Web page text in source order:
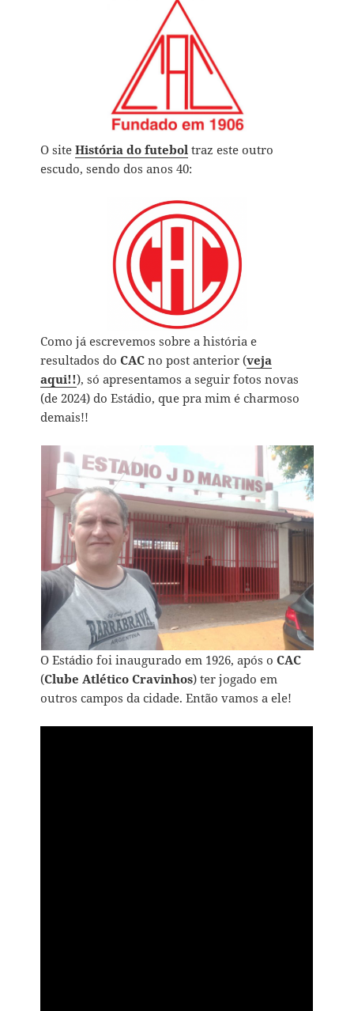
O siteHistória do futebol traz este outro
escudo, sendo dos anos 40:
Como já escrevemos sobre a história e
resultados doCAC no post anterior (veja
aqui!!), só apresentamos a seguir fotos novas
(de 2024) do Estádio, que pra mim é charmoso
demais!!
O Estádio foi inaugurado em 1926, após oCAC
(Clube Atlético Cravinhos) ter jogado em
outros campos da cidade. Então vamos a ele!